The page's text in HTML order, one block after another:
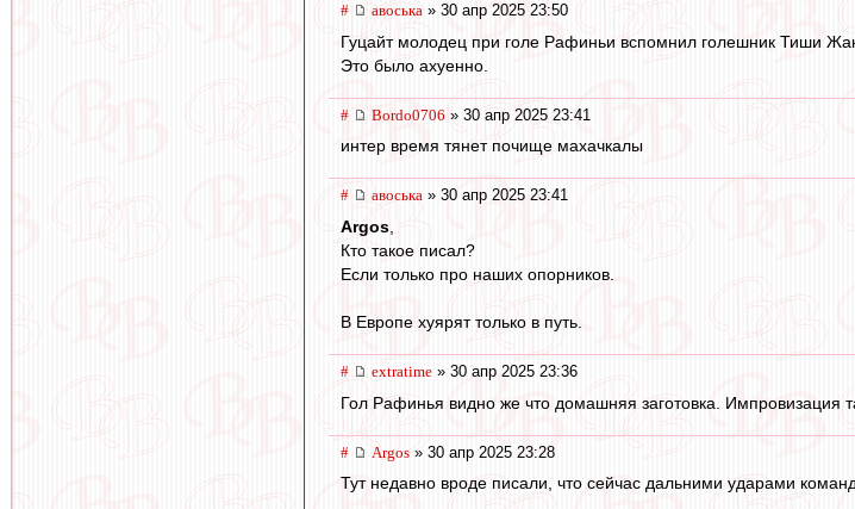
# авоська » 30 апр 2025 23:50
Гуцайт молодец при голе Рафиньи вспомнил голешник Тиши
Это было ахуенно.
# Bordo0706 » 30 апр 2025 23:41
интер время тянет почище махачкалы
# авоська » 30 апр 2025 23:41
Argos
Кто такое писал?
Если только про наших опорников.
В Европе хуярят только в путь.
# extratime » 30 апр 2025 23:36
Гол Рафинья видно же что домашняя заготовка. Импровизация
# Argos » 30 апр 2025 23:28
Тут недавно вроде писали, что сейчас дальними ударами